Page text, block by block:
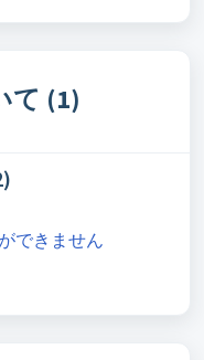
て (1)
できません